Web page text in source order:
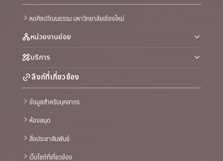
หอศิลปวัฒนธรรม มหาวิทยาลัยเชียงใหม่
หน่วยงานย่อย
บริการ
ลิงก์ที่เกี่ยวข้อง
ข้อมูลสำหรับบุคลากร
ห้องสมุด
สื่อประชาสัมพันธ์
เว็บไซต์ที่เกี่ยวข้อง